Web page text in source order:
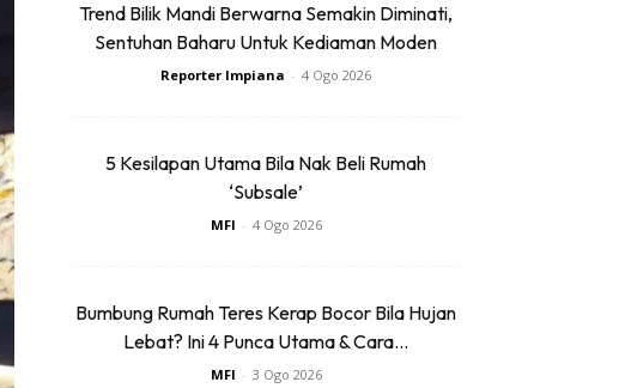
Trend Bilik Mandi Berwarna Semakin Diminati,
Sentuhan Baharu Untuk Kediaman Moden
Reporter Impiana - 4 Ogo 2026
5 Kesilapan Utama Bila Nak Beli Rumah
‘Subsale’
MFI - 4 Ogo 2026
Bumbung Rumah Teres Kerap Bocor Bila Hujan
Lebat? Ini 4 Punca Utama & Cara...
MFI - 3 Ogo 2026